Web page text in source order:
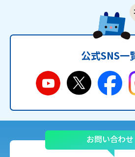
公式SNS一
お問い合わせ